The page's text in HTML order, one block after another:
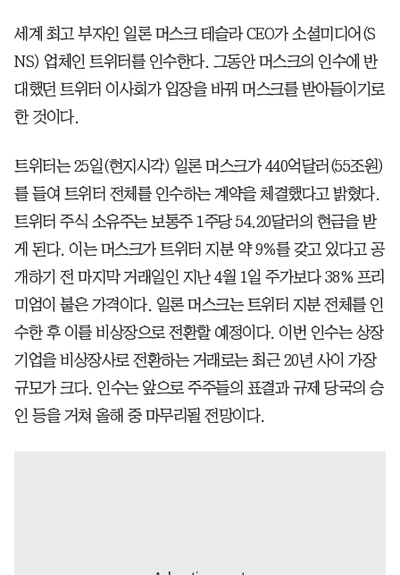
세계 최고 부자인 일론 머스크 테슬라 CEO가 소셜미디어(S
NS) 업체인 트위터를 인수한다. 그동안 머스크의 인수에 반
대했던 트위터 이사회가 입장을 바꿔 머스크를 받아들이기로
한 것이다.
트위터는 25일(현지시각) 일론 머스크가 440억달러(55조원)
를 들여 트위터 전체를 인수하는 계약을 체결했다고 밝혔다.
트위터 주식 소유주는 보통주 1주당 54.20달러의 현금을 받
게 된다. 이는 머스크가 트위터 지분 약 9%를 갖고 있다고 공
개하기 전 마지막 거래일인 지난 4월 1일 주가보다 38% 프리
미엄이 붙은 가격이다. 일론 머스크는 트위터 지분 전체를 인
수한 후 이를 비상장으로 전환할 예정이다. 이번 인수는 상장
기업을 비상장사로 전환하는 거래로는 최근 20년 사이 가장
규모가 크다. 인수는 앞으로 주주들의 표결과 규제 당국의 승
인 등을 거쳐 올해 중 마무리될 전망이다.